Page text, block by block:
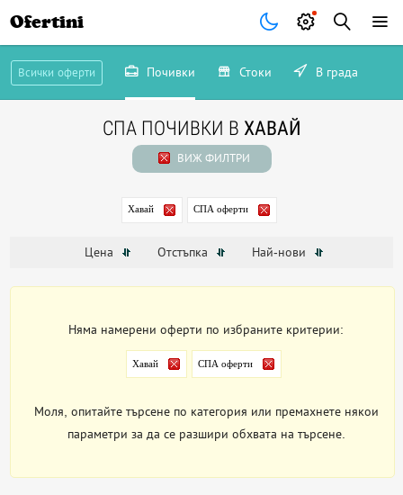
Ofertini
Всички оферти Почивки Стоки В града
СПА ПОЧИВКИ В ХАВАЙ
ВИЖ ФИЛТРИ
Хавай СПА оферти
Цена Отстъпка Най-нови
Няма намерени оферти по избраните критерии:
Хавай СПА оферти
Моля, опитайте търсене по категория или премахнете някои
параметри за да се разшири обхвата на търсене.